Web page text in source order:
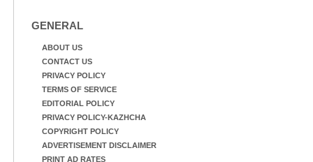
GENERAL
ABOUT US
CONTACT US
PRIVACY POLICY
TERMS OF SERVICE
EDITORIAL POLICY
PRIVACY POLICY-KAZHCHA
COPYRIGHT POLICY
ADVERTISEMENT DISCLAIMER
PRINT AD RATES